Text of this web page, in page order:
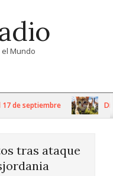
Mundo
de septiembre Día
tras ataque